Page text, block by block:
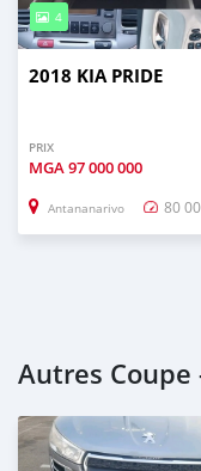
4
2018 KIA PRIDE
PRIX
MGA97 000 000
Antananarivo 80
Autres Coupe